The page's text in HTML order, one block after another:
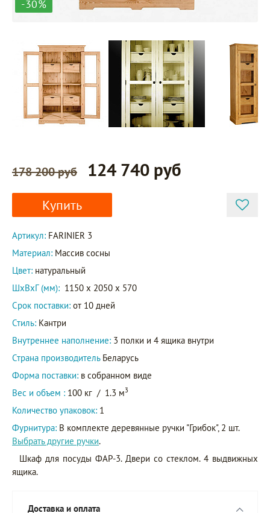
-30%
178 200 руб 124 740 руб
Купить
Артикул: FARINIER 3
Материал: Массив сосны
Цвет: натуральный
ШxВxГ (мм): 1150 x 2050 x 570
Срок поставки: от 10 дней
Стиль: Кантри
Внутреннее наполнение: 3 полки и 4 ящика внутри
Страна производитель Беларусь
Форма поставки: в собранном виде
Вес и объем : 100 кг / 1.3 м3
Количество упаковок: 1
Фурнитура: В комплекте деревянные ручки "Грибок", 2 шт.
Выбрать другие ручки.
Шкаф для посуды ФАР-3. Двери со стеклом. 4 выдвижных
ящика.
Доставка и оплата